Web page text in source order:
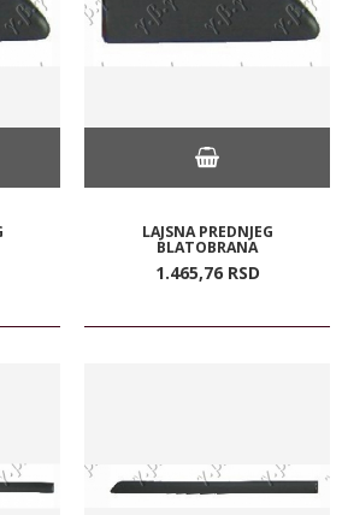
LAJSNA PREDNJEG
BLATOBRANA
1.465,76 RSD